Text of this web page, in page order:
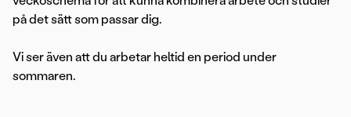
på det sätt som passar dig.
Vi ser även att du arbetar heltid en period under
sommaren.